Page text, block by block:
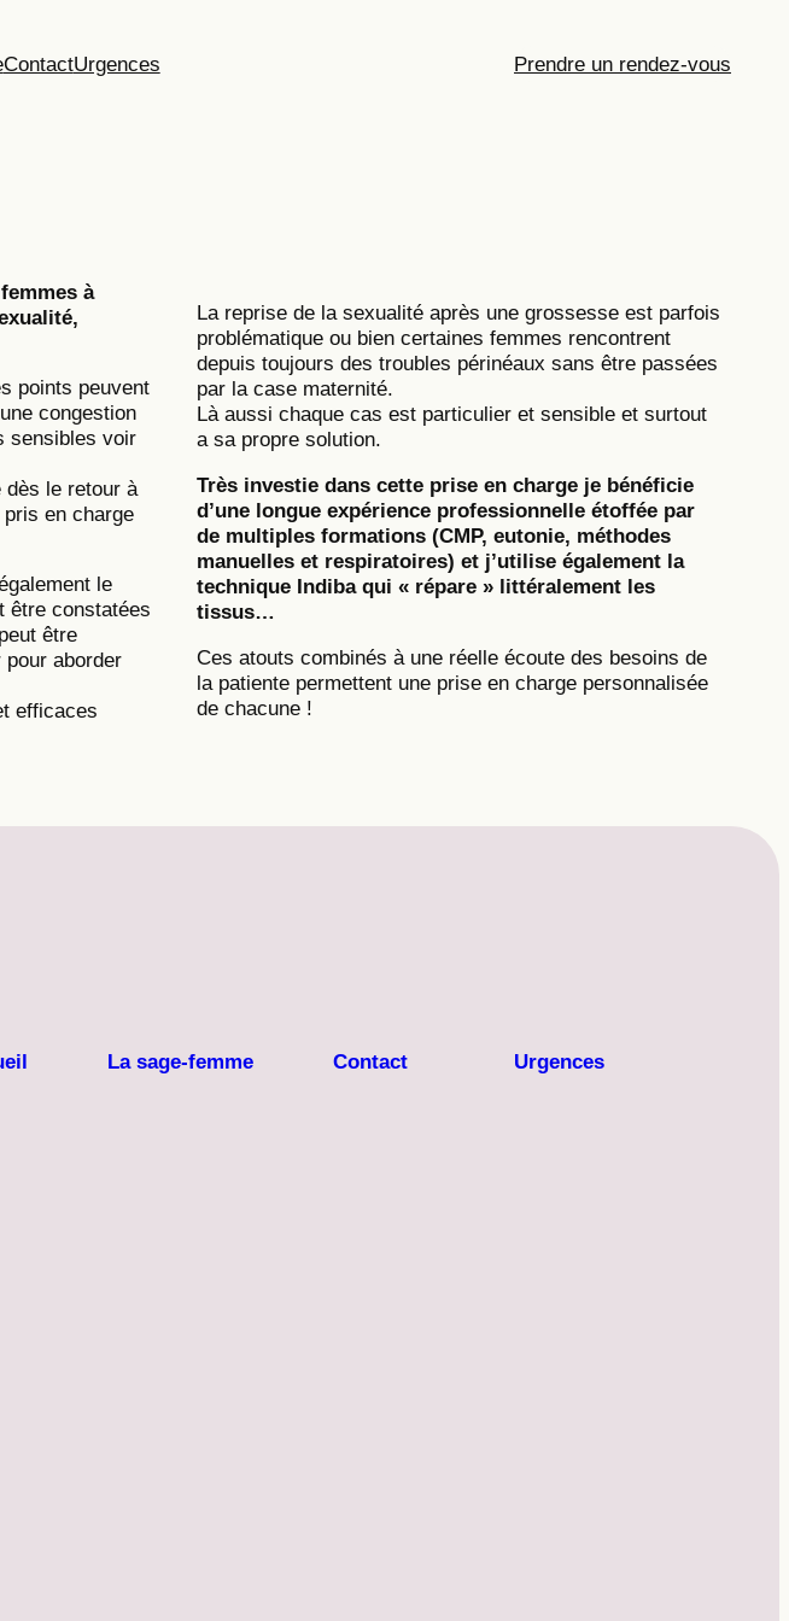
ContactUrgences Prendre un rendez-vous
à
points peuvent
congestion
sensibles voir
dès le retour à
en charge
le
être constatées
être
aborder
efficaces
La reprise de la sexualité après une grossesse est parfois
problématique ou bien certaines femmes rencontrent
depuis toujours des troubles périnéaux sans être passées
par la case maternité.
Là aussi chaque cas est particulier et sensible et surtout
a sa propre solution.
Très investie dans cette prise en charge je bénéficie
d’une longue expérience professionnelle étoffée par
de multiples formations (CMP, eutonie, méthodes
manuelles et respiratoires) et j’utilise également la
technique Indiba qui « répare » littéralement les
tissus…
Ces atouts combinés à une réelle écoute des besoins de
la patiente permettent une prise en charge personnalisée
de chacune !
La sage-femme Contact Urgences